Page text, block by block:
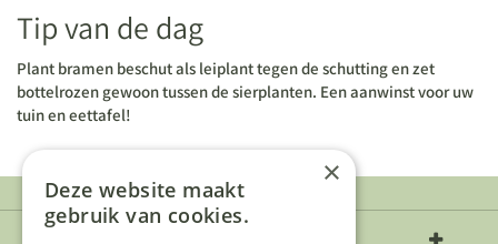
Tip van de dag
Plant bramen beschut als leiplant tegen de schutting en zet
bottelrozen gewoon tussen de sierplanten. Een aanwinst voor uw
tuin en eettafel!
×
Deze website maakt
gebruik van cookies.